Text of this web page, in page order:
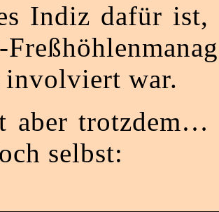
Indiz dafür ist,
involviert war.
aber trotzdem…
selbst: